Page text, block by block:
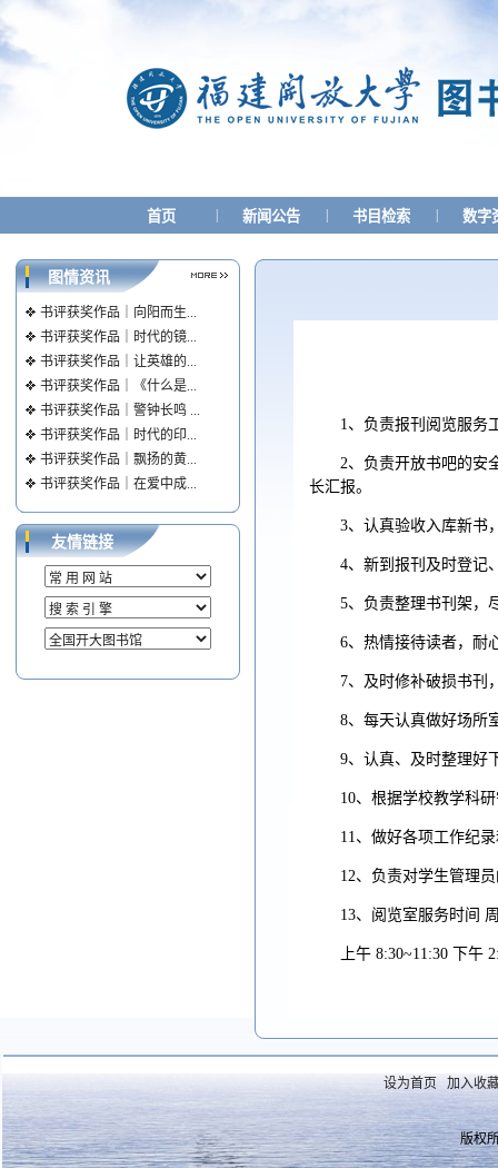
首页 新闻公告 书目检索 数字
图情资讯
书评获奖作品｜向阳而生...
书评获奖作品｜时代的镜...
书评获奖作品｜让英雄的...
书评获奖作品｜《什么是...
书评获奖作品｜警钟长鸣 ...
书评获奖作品｜时代的印...
书评获奖作品｜飘扬的黄...
书评获奖作品｜在爱中成...
友情链接
1、负责报刊阅览服务
2、负责开放书吧的安
长汇报。
3、认真验收入库新书
4、新到报刊及时登记
5、负责整理书刊架，
6、热情接待读者，耐
7、及时修补破损书刊
8、每天认真做好场所
9、认真、及时整理好
10、根据学校教学科
11、做好各项工作纪
12、负责对学生管理
13、阅览室服务时间
上午 8:30~11:30 下午
设为首页 加入收
版权